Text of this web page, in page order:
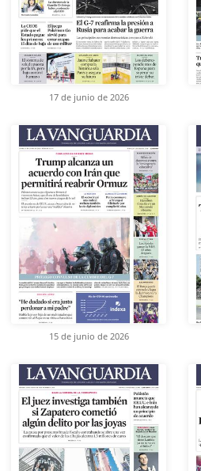
17 de junio de 2026
15 de junio de 2026